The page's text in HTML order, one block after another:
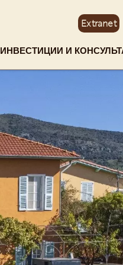
Extranet
ИНВЕСТИЦИИ И